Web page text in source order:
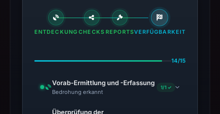
ENTDECKUNG CHECKS REPORTSVERFÜGBARKEIT
14/15
Vorab-Ermittlung und -Erfassung
Bedrohung erkannt
1/1 ✓
Überprüfung der